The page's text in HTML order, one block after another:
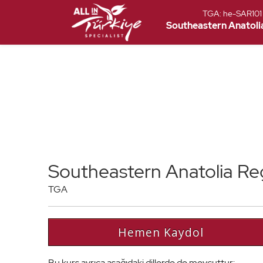
TGA: he-SAR101
Southeastern
Southeastern Anatolia
TGA
Hemen Kaydol